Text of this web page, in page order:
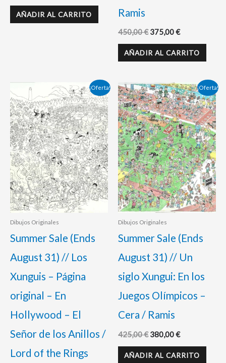
AÑADIR AL CARRITO
Ramis
450,00€ 375,00€
AÑADIR AL CARRITO
¡Oferta!
Dibujos Originales
Summer Sale (Ends
August 31) // Los
Xunguis – Página
original – En
Hollywood – El
Señor de los Anillos /
Lord of the Rings
precio
original
era:
450,00 €.
El
precio
actual
es:
375,00 €.
¡Oferta!
Dibujos Originales
Summer Sale (Ends
August 31) // Un
siglo Xungui: En los
Juegos Olímpicos –
Cera / Ramis
425,00€
El
precio
original
era:
425,00 €.
380,00€
El
precio
actual
es:
380,00 €.
AÑADIR AL CARRITO